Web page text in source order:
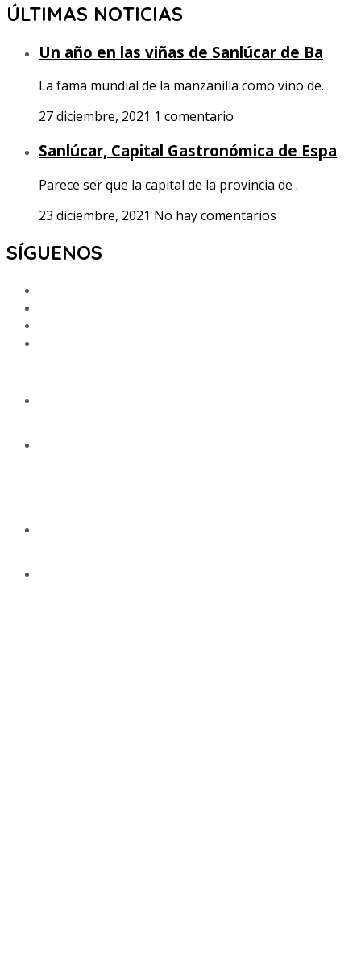
ÚLTIMAS NOTICIAS
Un año en las viñas de Sanlúcar de Ba
La fama mundial de la manzanilla como vino de.
27 diciembre, 2021 1 comentario
Sanlúcar, Capital Gastronómica de Espa
Parece ser que la capital de la provincia de .
23 diciembre, 2021 No hay comentarios
SÍGUENOS